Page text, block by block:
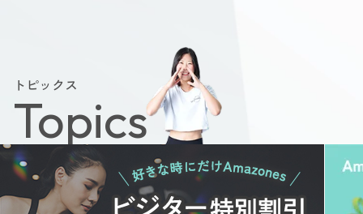
トピックス
Topics